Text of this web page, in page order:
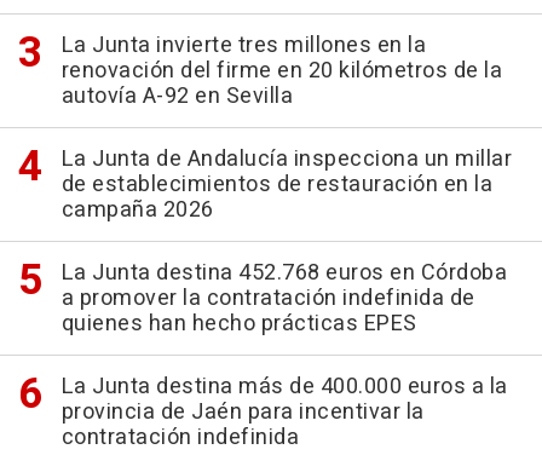
La Junta invierte tres millones en la
renovación del firme en 20 kilómetros de la
autovía A-92 en Sevilla
La Junta de Andalucía inspecciona un millar
de establecimientos de restauración en la
campaña 2026
La Junta destina 452.768 euros en Córdoba
a promover la contratación indefinida de
quienes han hecho prácticas EPES
La Junta destina más de 400.000 euros a la
provincia de Jaén para incentivar la
contratación indefinida